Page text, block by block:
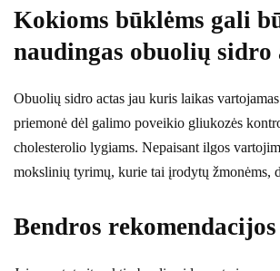
Kokioms būklėms gali
naudingas obuolių sidro
Obuolių sidro actas jau kuris laikas
priemonė dėl galimo poveikio gliukozės
cholesterolio lygiams. Nepaisant ilgos
mokslinių tyrimų, kurie tai įrodytų žmonėms,
Bendros rekomendacijos